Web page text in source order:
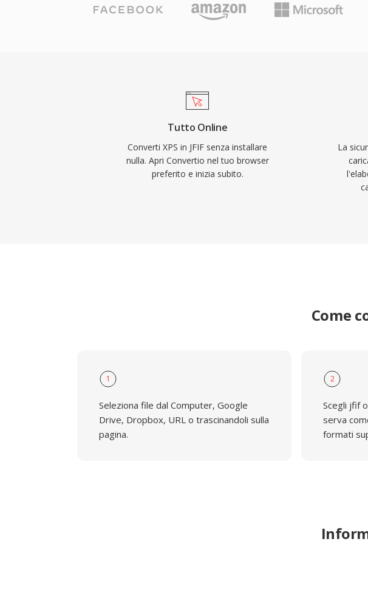
Tutto Online
Converti XPS in JFIF senza installare
nulla. Apri Convertio nel tuo browser
preferito e inizia subito.
La
Come
1
Seleziona file dal Computer, Google
Drive, Dropbox, URL o trascinandoli sulla
pagina.
2
Scegli jfif
serva
formati